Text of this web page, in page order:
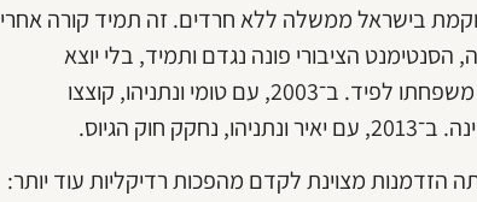
בישראל ממשלה ללא חרדים. זה תמיד קורה אחרי
הציבורי פונה נגדם ותמיד, בלי יוצא
מהכלל, כשבצד השני יש מפלגה בראשות מישהו ששם משפחתו לפיד. ב־2003, עם טומי ונתניהו, קוצצו
הגיוס.
הזדמנות מצוינת לקדם מהפכות רדיקליות עוד יותר: